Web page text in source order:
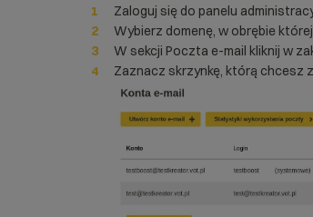
Zaloguj się do panelu
Wybierz domenę, w obrębie
W sekcji Poczta e-mail kliknij w
Zaznacz skrzynkę, którą chcesz